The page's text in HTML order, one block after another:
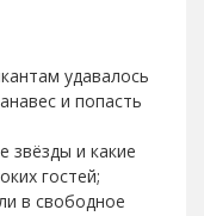
удавалось
и попасть
звёзды и какие
гостей;
в свободное